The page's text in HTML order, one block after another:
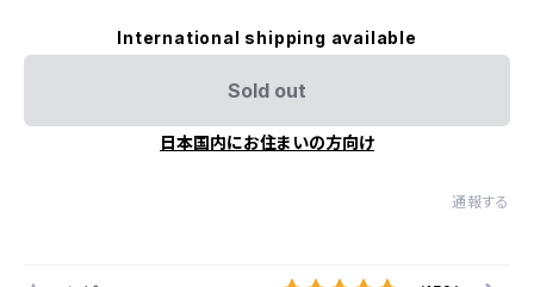
International shipping available
Sold out
日本国内にお住まいの方向け
通報する